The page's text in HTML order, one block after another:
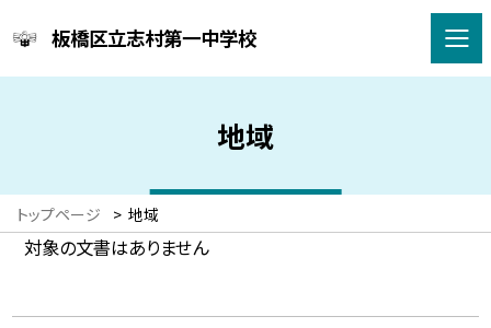
板橋区立志村第一中学校
地域
トップページ > 地域
対象の文書はありません